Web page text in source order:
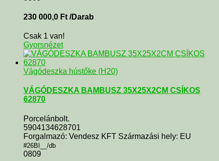
230 000,0 Ft /Darab
Csak 1 van!
Gyorsnézet
Vágódeszka hústőke (H20)
VÁGÓDESZKA BAMBUSZ 35X25X2CM CSÍKOS
62870
Porcelánbolt.
5904134628701
Forgalmazó: Vendesz KFT Származási hely: EU
#26BI__/db
0809